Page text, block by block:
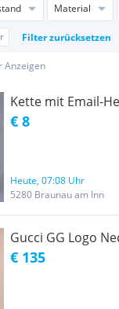
Material
Filter zurücksetzen
Anzeigen
Kette mit Email-
€ 8
Heute, 07:08 Uhr
5280 Braunau am Inn
Gucci GG Logo
€ 135